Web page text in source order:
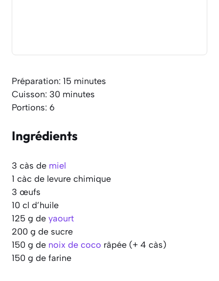
Préparation: 15 minutes
Cuisson: 30 minutes
Portions: 6
Ingrédients
3 càs de miel
1 càc de levure chimique
3 œufs
10 cl d’huile
125 g de yaourt
200 g de sucre
150 g de noix de coco râpée (+ 4 càs)
150 g de farine